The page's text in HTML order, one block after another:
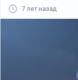
7 лет назад